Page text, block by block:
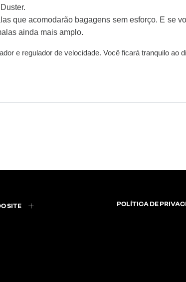
que acomodarão bagagens sem esforço. E se
ainda mais amplo.
e regulador de velocidade. Você ficará tranquilo ao
SITE POLÍTICA DE